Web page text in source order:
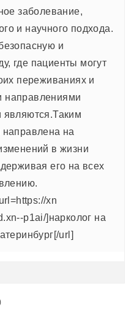
заболевание,
и научного подхода.
и
где пациенты могут
переживаниях и
направлениями
являются.Таким
на
в жизни
его на всех
xn
p1ai/]нарколог на
url]